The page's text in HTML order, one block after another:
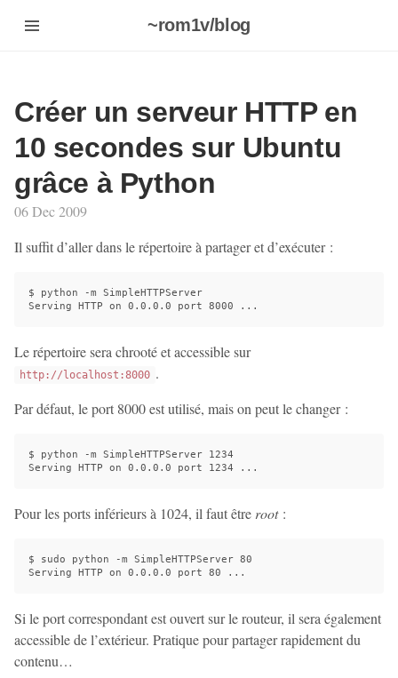
~rom1v/blog
Créer un serveur HTTP en
10 secondes sur Ubuntu
grâce à Python
06 Dec 2009
Il suffit d’aller dans le répertoire à partager et d’exécuter :
$ python -m SimpleHTTPServer
Le répertoire sera chrooté et accessible sur
http://localhost:8000 .
Par défaut, le port 8000 est utilisé, mais on peut le changer :
$ python -m SimpleHTTPServer 1234
Pour les ports inférieurs à 1024, il faut être root:
$ sudo python -m SimpleHTTPServer 80
Si le port correspondant est ouvert sur le routeur, il sera également
accessible de l’extérieur. Pratique pour partager rapidement du
contenu…